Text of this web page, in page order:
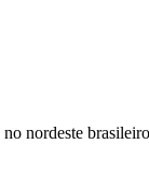
nordeste